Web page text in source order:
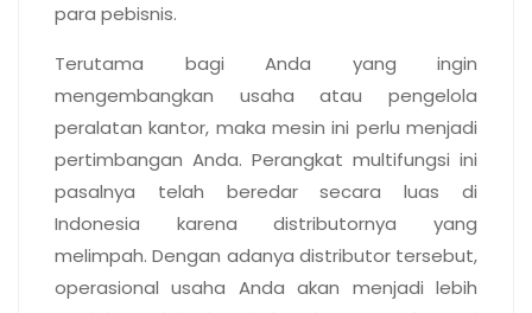
para pebisnis.
Terutama bagi Anda yang ingin
mengembangkan usaha atau pengelola
peralatan kantor, maka mesin ini perlu menjadi
pertimbangan Anda. Perangkat multifungsi ini
pasalnya telah beredar secara luas di
Indonesia karena distributornya yang
melimpah. Dengan adanya distributor tersebut,
operasional usaha Anda akan menjadi lebih